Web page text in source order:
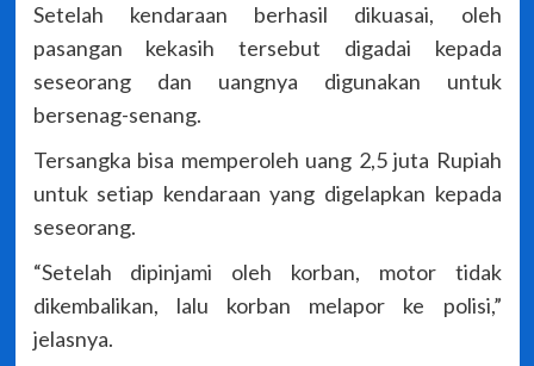
Setelah kendaraan berhasil dikuasai, oleh
pasangan kekasih tersebut digadai kepada
seseorang dan uangnya digunakan untuk
bersenag-senang.
Tersangka bisa memperoleh uang 2,5 juta Rupiah
untuk setiap kendaraan yang digelapkan kepada
seseorang.
“Setelah dipinjami oleh korban, motor tidak
dikembalikan, lalu korban melapor ke polisi,”
jelasnya.